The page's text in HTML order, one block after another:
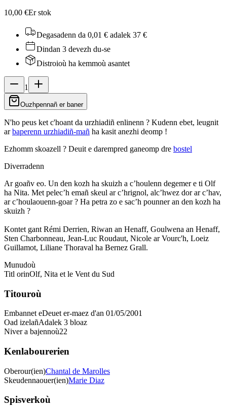
10,00 €Er stok
Degasadenn da 0,01 € adalek 37 €
Dindan 3 devezh du-se
Distroioù ha kemmoù asantet
1
Ouzhpennañ er baner
N'ho peus ket c'hoant da urzhiadiñ enlinenn ? Kudenn ebet, leugnit
arbaperenn urzhiadiñ-mañ ha kasit anezhi deomp !
Ezhomm skoazell ? Deuit e darempred ganeomp dre bostel
Diverradenn
Ar goañv eo. Un den kozh ha skuizh a c’houlenn degemer e ti Olf
ha Nita. Met pelec’h emañ skeul ar c’hrignol, alc’hwez dor ar c’hav,
ar c’houlaouenn-goar ? Ha petra zo e sac’h pounner an den kozh ha
skuizh ?
Kontet gant Rémi Derrien, Riwan an Henaff, Goulwena an Henaff,
Sten Charbonneau, Jean-Luc Roudaut, Nicole ar Vourc'h, Loeiz
Guillamot, Liliane Thoraval ha Bernez Grall.
Munudoù
Titl orinOlf, Nita et le Vent du Sud
Titouroù
Embannet eDeuet er-maez d'an 01/05/2001
Oad izelañAdalek 3 bloaz
Niver a bajennoù22
Kenlabourerien
Oberour(ien)Chantal de Marolles
Skeudennaouer(ien)Marie Diaz
Spisverkoù